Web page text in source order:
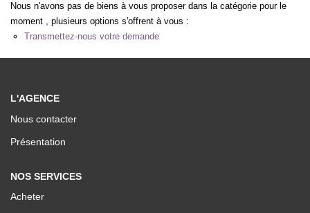
Nos Valeurs
ESPACE CLIENTS
Nous n'avons pas de biens à vous proposer dans la catégorie pour le
moment , plusieurs options s'offrent à vous :
Transmettez-nous votre demande
L'AGENCE
Nous contacter
Présentation
NOS SERVICES
Acheter